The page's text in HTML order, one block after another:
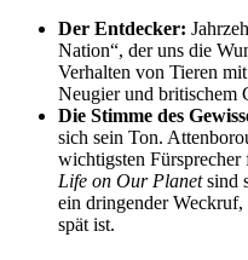
Der Entdecker:
Nation“, der uns die
Verhalten von Tieren
Neugier und britischem
Die Stimme des
sich sein Ton.
wichtigsten
Life on Our Planetsind
ein dringender Weckruf,
spät ist.